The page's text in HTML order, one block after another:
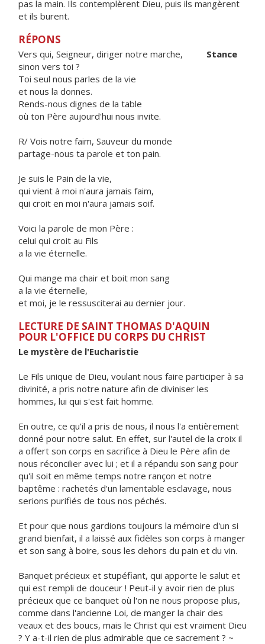
pas la main. Ils contemplèrent Dieu, puis ils mangèrent
et ils burent.
RÉPONS
Vers qui, Seigneur, diriger notre marche, Stance
sinon vers toi ?
Toi seul nous parles de la vie
et nous la donnes.
Rends-nous dignes de la table
où ton Père aujourd'hui nous invite.
R/ Vois notre faim, Sauveur du monde
partage-nous ta parole et ton pain.
Je suis le Pain de la vie,
qui vient à moi n'aura jamais faim,
qui croit en moi n'aura jamais soif.
Voici la parole de mon Père :
celui qui croit au Fils
a la vie éternelle.
Qui mange ma chair et boit mon sang
a la vie éternelle,
et moi, je le ressusciterai au dernier jour.
LECTURE DE SAINT THOMAS D'AQUIN
POUR L'OFFICE DU CORPS DU CHRIST
Le mystère de l'Eucharistie
Le Fils unique de Dieu, voulant nous faire participer à sa
divinité, a pris notre nature afin de diviniser les
hommes, lui qui s'est fait homme.
En outre, ce qu'il a pris de nous, il nous l'a entièrement
donné pour notre salut. En effet, sur l'autel de la croix il
a offert son corps en sacrifice à Dieu le Père afin de
nous réconcilier avec lui ; et il a répandu son sang pour
qu'il soit en même temps notre rançon et notre
baptême : rachetés d'un lamentable esclavage, nous
serions purifiés de tous nos péchés.
Et pour que nous gardions toujours la mémoire d'un si
grand bienfait, il a laissé aux fidèles son corps à manger
et son sang à boire, sous les dehors du pain et du vin.
Banquet précieux et stupéfiant, qui apporte le salut et
qui est rempli de douceur ! Peut-il y avoir rien de plus
précieux que ce banquet où l'on ne nous propose plus,
comme dans l'ancienne Loi, de manger la chair des
veaux et des boucs, mais le Christ qui est vraiment Dieu
? Y a-t-il rien de plus admirable que ce sacrement ? ~